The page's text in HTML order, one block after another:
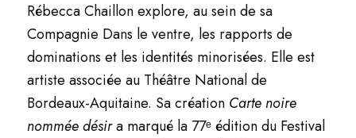
Rébecca Chaillon explore, au sein de sa
Compagnie Dans le ventre, les rapports de
dominations et les identités minorisées. Elle est
artiste associée au Théâtre National de
Bordeaux-Aquitaine. Sa création Carte noire
nommée désira marqué la 77ᵉ édition du Festival